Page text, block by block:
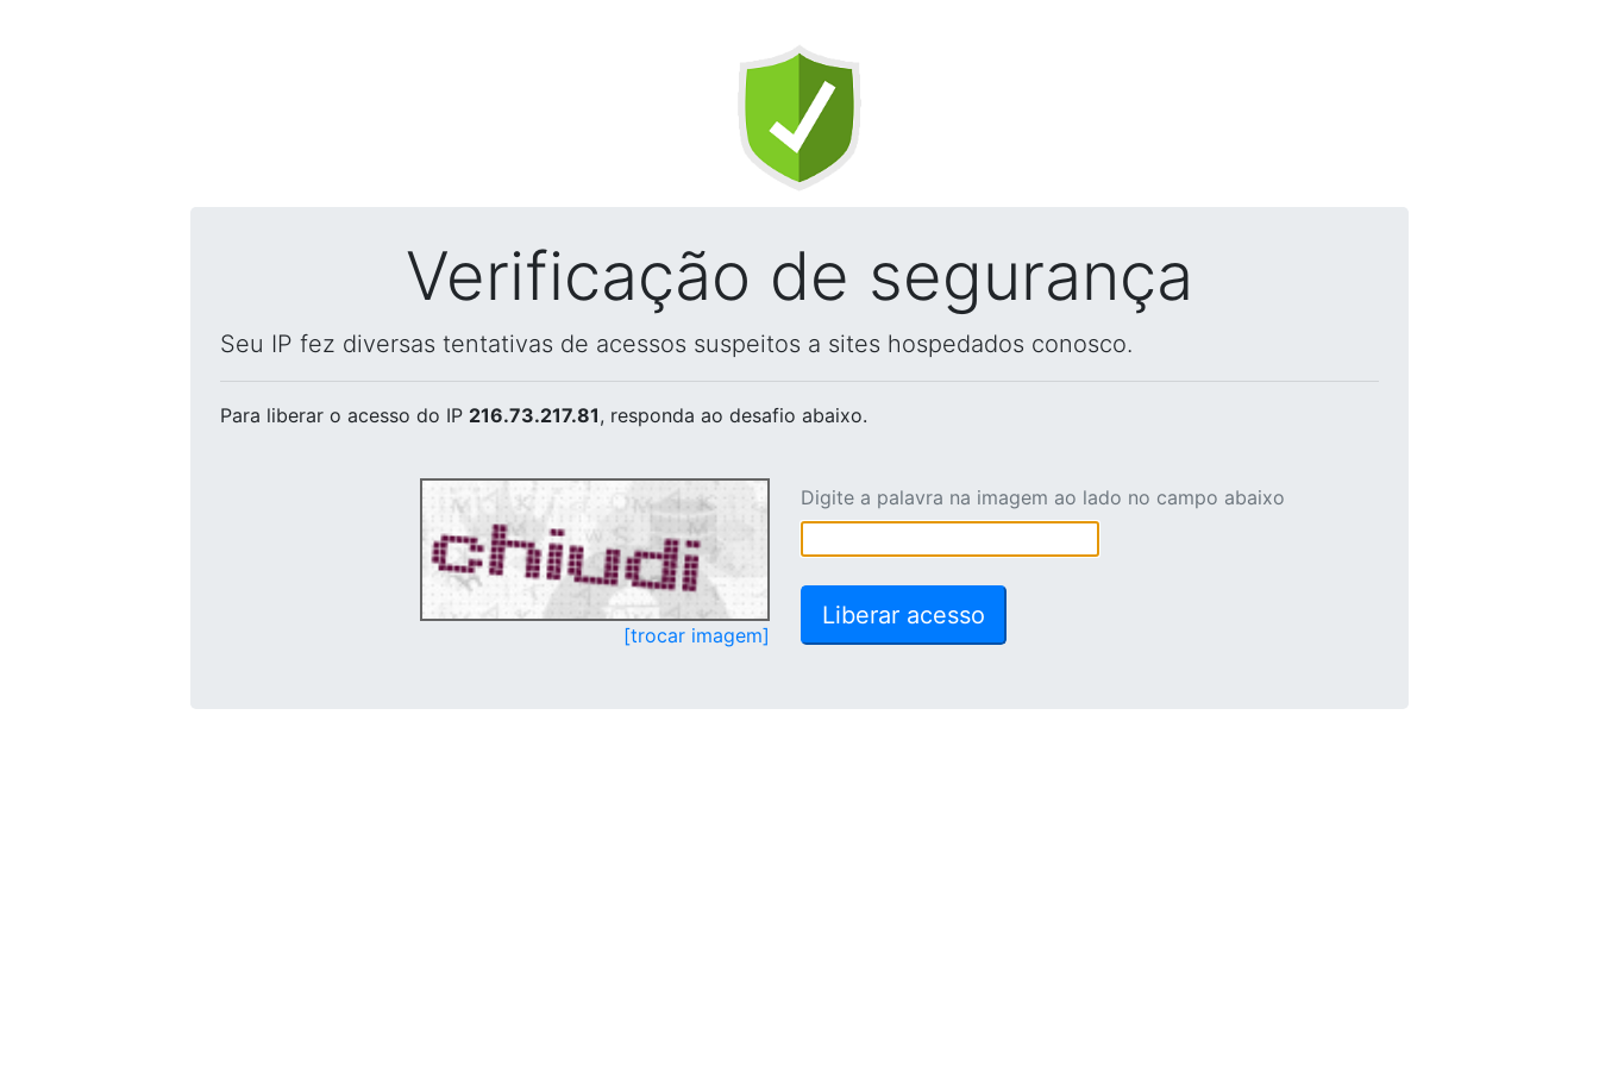
Verificação de segurança
Seu IP fez diversas tentativas de acessos suspeitos a sites hospedados conosco.
Para liberar o acesso do IP 216.73.217.81, responda ao desafio abaixo.
[trocar imagem]
Digite a palavra na imagem ao lado no campo abaixo